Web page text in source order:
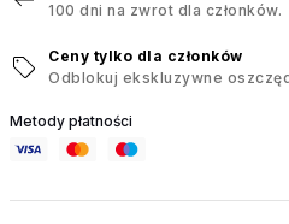
100 dni na zwrot dla członków.
Ceny tylko dla członków
Odblokuj ekskluzywne
Metody płatności